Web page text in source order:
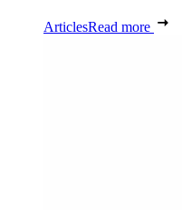
ArticlesRead more